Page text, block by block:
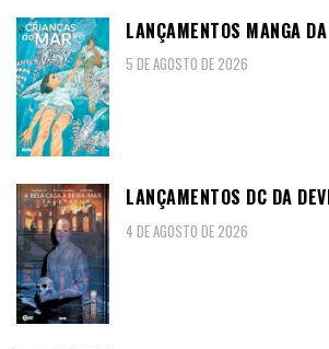
LANÇAMENTOS MANGA
5 DE AGOSTO DE 2026
LANÇAMENTOS DC DA
4 DE AGOSTO DE 2026